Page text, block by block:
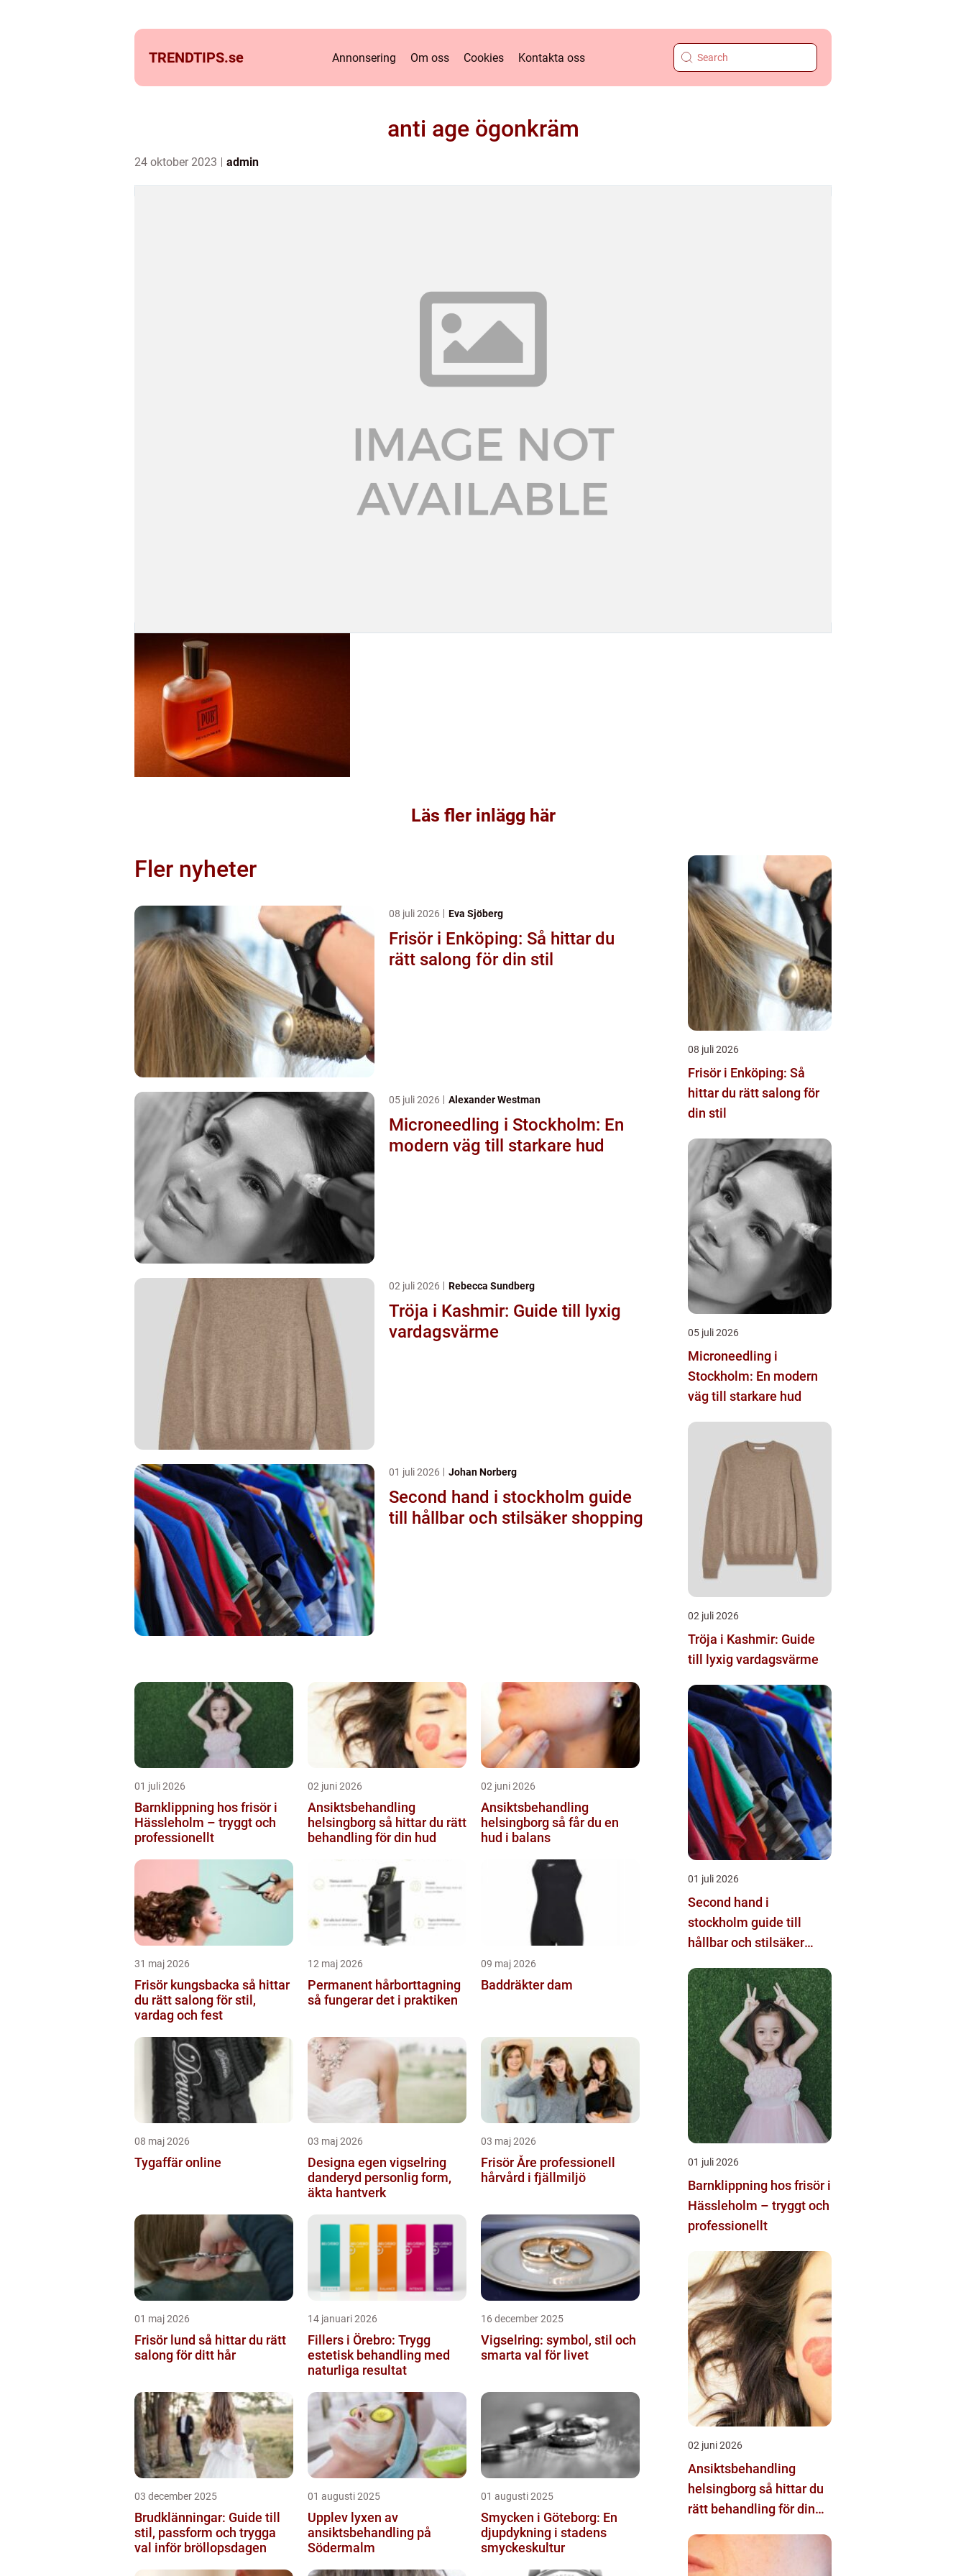
TRENDTIPS.se Annonsering Om oss Cookies Kontakta oss
anti age ögonkräm
24 oktober 2023 admin
Läs fler inlägg här
Fler nyheter
08 juli 2026 Eva Sjöberg
Frisör i Enköping: Så hittar du
rätt salong för din stil
05 juli 2026 Alexander Westman
Microneedling i Stockholm: En
modern väg till starkare hud
02 juli 2026 Rebecca Sundberg
Tröja i Kashmir: Guide till lyxig
vardagsvärme
01 juli 2026 Johan Norberg
Second hand i stockholm guide
till hållbar och stilsäker shopping
01 juli 2026
Barnklippning hos frisör i
Hässleholm – tryggt och
professionellt
02 juni 2026
Ansiktsbehandling
helsingborg så hittar du rätt
behandling för din hud
02 juni 2026
Ansiktsbehandling
helsingborg så får du en
hud i balans
31 maj 2026
Frisör kungsbacka så hittar
du rätt salong för stil,
vardag och fest
12 maj 2026
Permanent hårborttagning
så fungerar det i praktiken
09 maj 2026
Baddräkter dam
08 maj 2026
Tygaffär online
03 maj 2026
Designa egen vigselring
danderyd personlig form,
äkta hantverk
03 maj 2026
Frisör Åre professionell
hårvård i fjällmiljö
01 maj 2026
Frisör lund så hittar du rätt
salong för ditt hår
14 januari 2026
Fillers i Örebro: Trygg
estetisk behandling med
naturliga resultat
16 december 2025
Vigselring: symbol, stil och
smarta val för livet
03 december 2025
Brudklänningar: Guide till
stil, passform och trygga
val inför bröllopsdagen
01 augusti 2025
Upplev lyxen av
ansiktsbehandling på
Södermalm
01 augusti 2025
Smycken i Göteborg: En
djupdykning i stadens
smyckeskultur
08 juli 2026
Frisör i Enköping: Så
hittar du rätt salong för
din stil
05 juli 2026
Microneedling i
Stockholm: En modern
väg till starkare hud
02 juli 2026
Tröja i Kashmir: Guide
till lyxig vardagsvärme
01 juli 2026
Second hand i
stockholm guide till
hållbar och stilsäker
01 juli 2026
Barnklippning hos frisör i
Hässleholm – tryggt och
professionellt
02 juni 2026
Ansiktsbehandling
helsingborg så hittar du
rätt behandling för din